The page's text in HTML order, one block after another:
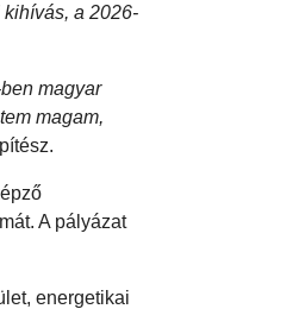
a 2026-
magyar
magam,
A pályázat
energetikai